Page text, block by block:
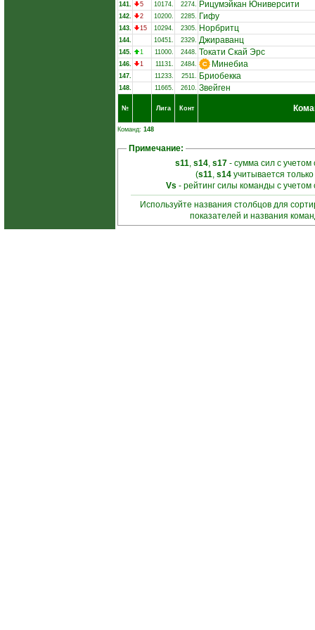
141. 5 10174. 2274. Рицумэйкан Юниверсити
142. 2 10200. 2285. Гифу
143. 15 10294. 2305. Норбритц
144. 10451. 2329. Джираванц
145. 1 11000. 2448. Токати Скай Эрс
146. 1 11131. 2484. Минебиа
147. 11233. 2511. Бриобекка
148. 11665. 2610. Звейген
№ Лига Конт
Команд: 148
Примечание:
s11, s14, s17- сумма сил с учетом
(s11, s14 учитывается
Vs - рейтинг силы команды с
Используйте названия столбцов для
показателей и названия